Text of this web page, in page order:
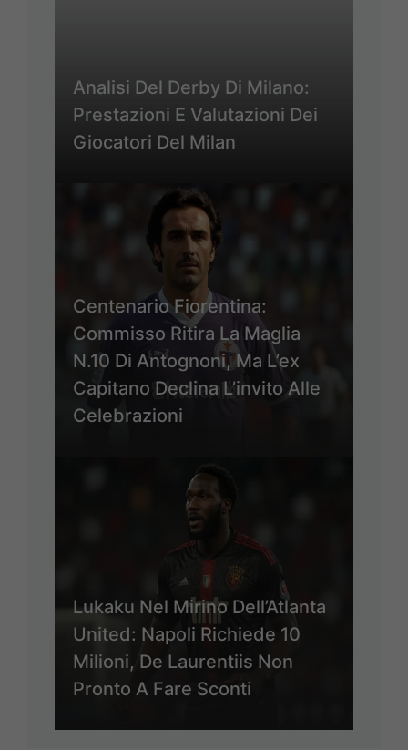
Analisi Del Derby Di Milano:
Prestazioni E Valutazioni Dei
Giocatori Del Milan
Centenario Fiorentina:
Commisso Ritira La Maglia
N.10 Di Antognoni, Ma L’ex
Capitano Declina L’invito Alle
Celebrazioni
Lukaku Nel Mirino Dell’Atlanta
United: Napoli Richiede 10
Milioni, De Laurentiis Non
Pronto A Fare Sconti